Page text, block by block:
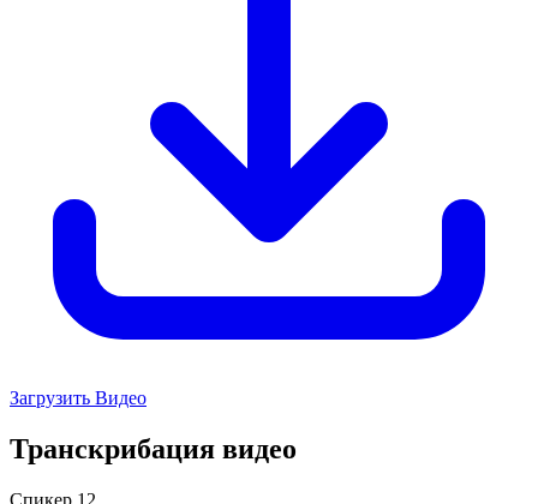
Загрузить Видео
Транскрибация видео